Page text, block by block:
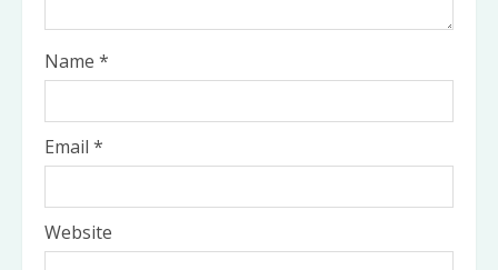
Name *
Email *
Website